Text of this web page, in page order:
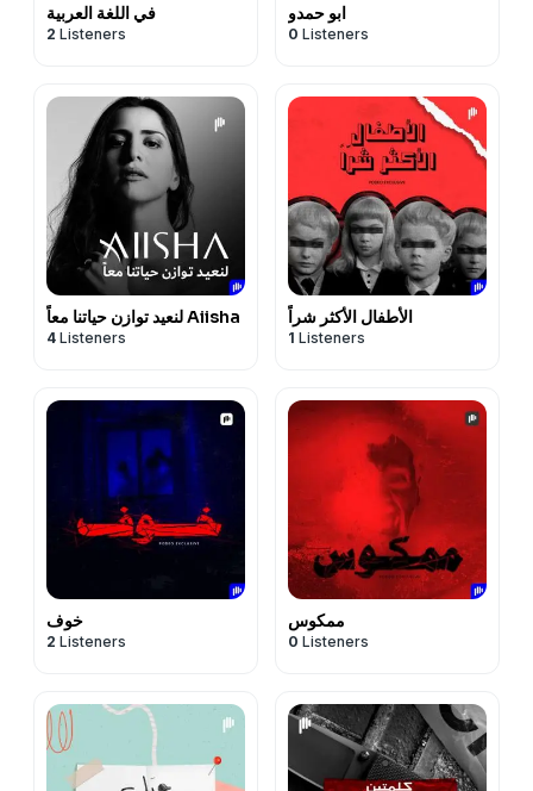
في اللغة العربية
2 Listeners
ابو حمدو
0 Listeners
لنعيد توازن حياتنا معاً Aiisha
4 Listeners
الأطفال الأكثر شراً
1 Listeners
خوف
2 Listeners
ممكوس
0 Listeners